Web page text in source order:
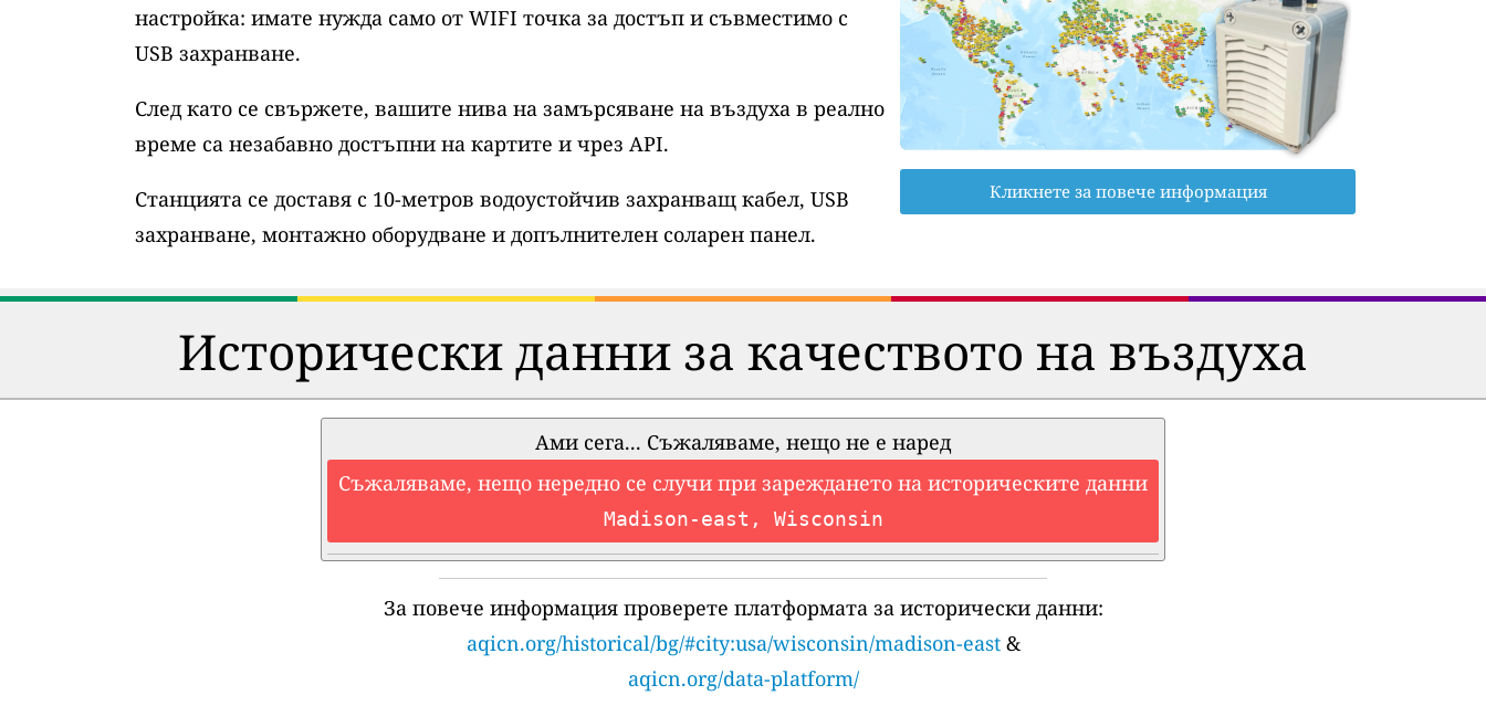
настройка: имате нужда само от WIFI точка за достъп и съвместимо с
USB захранване.
След като се свържете, вашите нива на замърсяване на въздуха в реално
време са незабавно достъпни на картите и чрез API.
Станцията се доставя с 10-метров водоустойчив захранващ кабел, USB
захранване, монтажно оборудване и допълнителен соларен панел.
Кликнете за повече информация
Исторически данни за качеството на въздуха
Ами сега... Съжаляваме, нещо не е наред
Съжаляваме, нещо нередно се случи при зареждането на историческите данни
Madison-east, Wisconsin
За повече информация проверете платформата за исторически данни:
aqicn.org/historical/bg/#city:usa/wisconsin/madison-east&
aqicn.org/data-platform/